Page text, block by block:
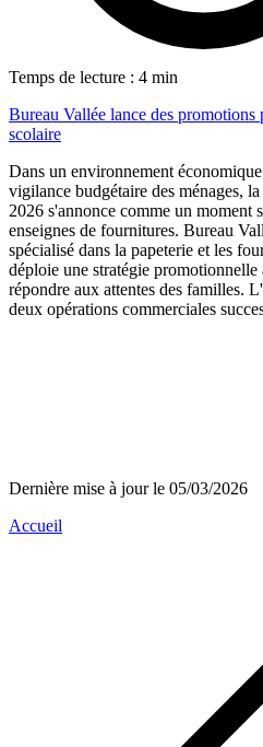
Temps de lecture : 4 min
Bureau Vallée lance des promotions
scolaire
Dans un environnement
vigilance budgétaire des ménages,
2026 s'annonce comme un moment
enseignes de fournitures. Bureau
spécialisé dans la papeterie et les
déploie une stratégie promotionnelle
répondre aux attentes des familles.
deux opérations commerciales
Dernière mise à jour le 05/03/2026
Accueil